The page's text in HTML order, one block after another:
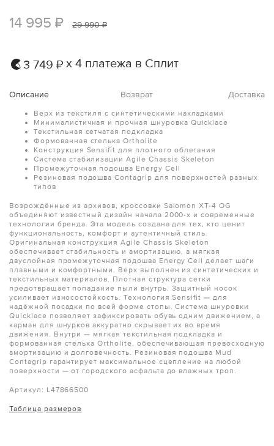
14 995 ₽ 29 990 ₽
3 749 ₽ х 4 платежа в Сплит
Описание Возврат Доставка
Верх из текстиля с синтетическими накладками
Минималистичная и прочная шнуровка Quicklace
Текстильная сетчатая подкладка
Формованная стелька Ortholite
Конструкция Sensifit для плотного облегания
Система стабилизации Agile Chassis Skeleton
Промежуточная подошва Energy Cell
Резиновая подошва Contagrip для поверхностей разных
типов
Возрождённые из архивов, кроссовки Salomon XT-4 OG
объединяют известный дизайн начала 2000-х и современные
технологии бренда. Эта модель создана для тех, кто ценит
функциональность, комфорт и аутентичный стиль.
Оригинальная конструкция Agile Chassis Skeleton
обеспечивает стабильность и амортизацию, а мягкая
двуслойная промежуточная подошва Energy Cell делает шаги
плавными и комфортными. Верх выполнен из синтетических и
текстильных материалов. Плотная структура сетки
предотвращает попадание пыли внутрь. Защитный носок
усиливает износостойкость. Технология Sensifit — для
надёжной посадки по всей форме стопы. Система шнуровки
Quicklace позволяет зафиксировать обувь одним движением, а
карман для шнурков аккуратно скрывает их во время
движения. Внутри — мягкая текстильная подкладка и
формованная стелька Ortholite, обеспечивающая превосходную
амортизацию и долговечность. Резиновая подошва Mud
Contagrip гарантирует максимальное сцепление на любой
поверхности — от городского асфальта до влажных троп.
Артикул: L47866500
Таблица размеров